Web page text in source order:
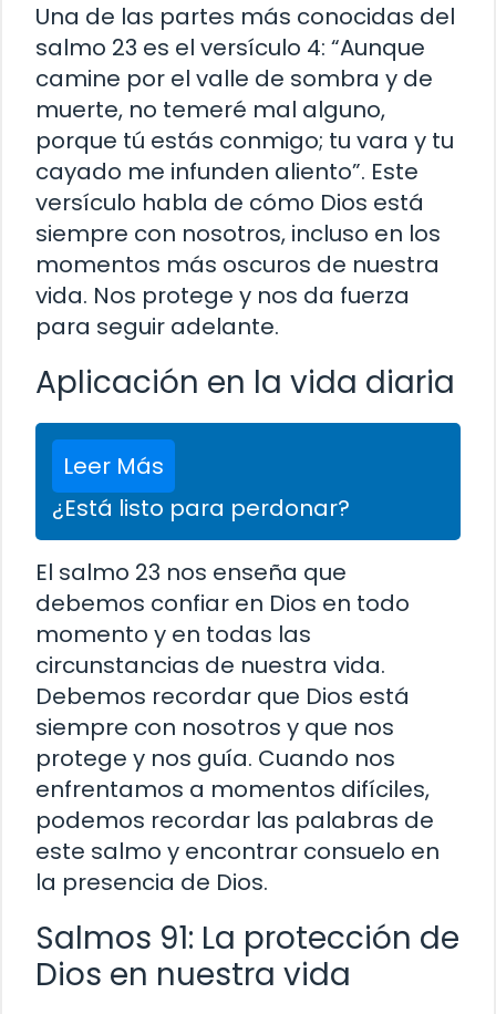
Una de las partes más conocidas del
salmo 23 es el versículo 4: “Aunque
camine por el valle de sombra y de
muerte, no temeré mal alguno,
porque tú estás conmigo; tu vara y tu
cayado me infunden aliento”. Este
versículo habla de cómo Dios está
siempre con nosotros, incluso en los
momentos más oscuros de nuestra
vida. Nos protege y nos da fuerza
para seguir adelante.
Aplicación en la vida diaria
Leer Más
¿Está listo para perdonar?
El salmo 23 nos enseña que
debemos confiar en Dios en todo
momento y en todas las
circunstancias de nuestra vida.
Debemos recordar que Dios está
siempre con nosotros y que nos
protege y nos guía. Cuando nos
enfrentamos a momentos difíciles,
podemos recordar las palabras de
este salmo y encontrar consuelo en
la presencia de Dios.
Salmos 91: La protección de
Dios en nuestra vida